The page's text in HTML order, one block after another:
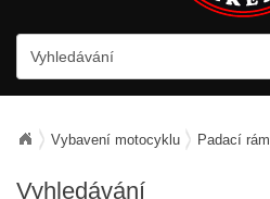
Vybavení motocyklu Padací
Vyhledávání